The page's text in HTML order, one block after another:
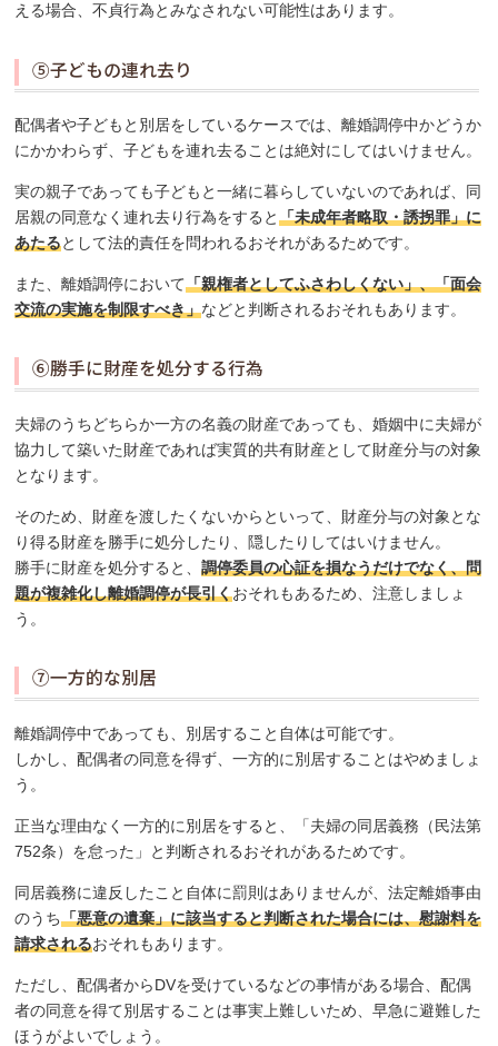
える場合、不貞行為とみなされない可能性はあります。
⑤子どもの連れ去り
配偶者や子どもと別居をしているケースでは、離婚調停中かどうか
にかかわらず、子どもを連れ去ることは絶対にしてはいけません。
実の親子であっても子どもと一緒に暮らしていないのであれば、同
居親の同意なく連れ去り行為をすると「未成年者略取・誘拐罪」に
あたるとして法的責任を問われるおそれがあるためです。
また、離婚調停において「親権者としてふさわしくない」、「面会
交流の実施を制限すべき」などと判断されるおそれもあります。
⑥勝手に財産を処分する行為
夫婦のうちどちらか一方の名義の財産であっても、婚姻中に夫婦が
協力して築いた財産であれば実質的共有財産として財産分与の対象
となります。
そのため、財産を渡したくないからといって、財産分与の対象とな
り得る財産を勝手に処分したり、隠したりしてはいけません。
勝手に財産を処分すると、調停委員の心証を損なうだけでなく、問
題が複雑化し離婚調停が長引くおそれもあるため、注意しましょ
う。
⑦一方的な別居
離婚調停中であっても、別居すること自体は可能です。
しかし、配偶者の同意を得ず、一方的に別居することはやめましょ
う。
正当な理由なく一方的に別居をすると、「夫婦の同居義務（民法第
752条）を怠った」と判断されるおそれがあるためです。
同居義務に違反したこと自体に罰則はありませんが、法定離婚事由
のうち「悪意の遺棄」に該当すると判断された場合には、慰謝料を
請求されるおそれもあります。
ただし、配偶者からDVを受けているなどの事情がある場合、配偶
者の同意を得て別居することは事実上難しいため、早急に避難した
ほうがよいでしょう。